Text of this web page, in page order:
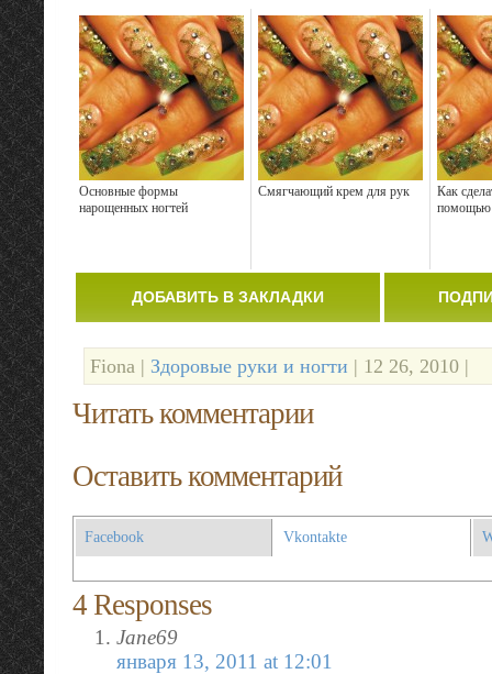
Основные формы
нарощенных ногтей
Смягчающий крем для рук
Как
помощью
ДОБАВИТЬ В ЗАКЛАДКИ
Fiona | Здоровые руки и ногти | 12 26, 2010 |
Читать комментарии
Оставить комментарий
Facebook Vkontakte
4 Responses
Jane69
января 13, 2011 at 12:01